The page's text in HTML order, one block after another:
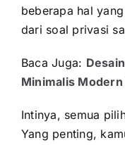
beberapa hal
dari soal privasi
Baca Juga:
Minimalis
Intinya, semua
Yang penting,